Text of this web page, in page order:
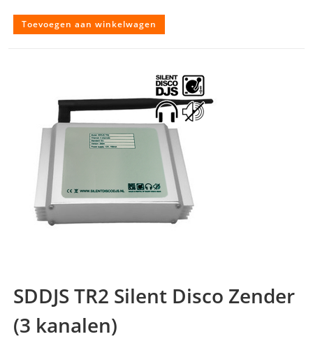
Toevoegen aan winkelwagen
SDDJS TR2 Silent Disco Zender
(3 kanalen)